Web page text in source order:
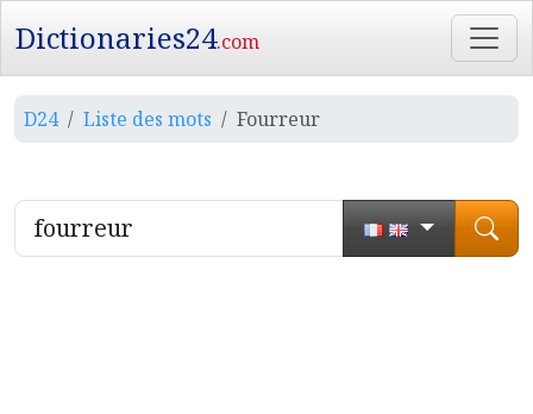
Dictionaries24.com
D24 Liste des mots Fourreur